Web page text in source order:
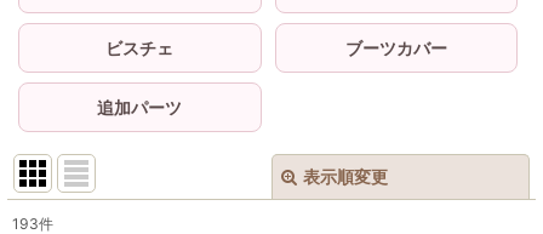
ビスチェ ブーツカバー
追加パーツ
表示順変更
193件